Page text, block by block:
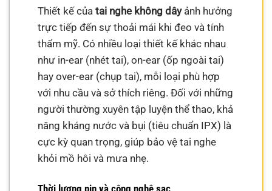
Thiết kế củatai nghe không dâyảnh hưởng
trực tiếp đến sự thoải mái khi đeo và tính
thẩm mỹ. Có nhiều loại thiết kế khác nhau
như in-ear (nhét tai), on-ear (ốp ngoài tai)
hay over-ear (chụp tai), mỗi loại phù hợp
với nhu cầu và sở thích riêng. Đối với những
người thường xuyên tập luyện thể thao, khả
năng kháng nước và bụi (tiêu chuẩn IPX) là
cực kỳ quan trọng, giúp bảo vệ tai nghe
khỏi mồ hôi và mưa nhẹ.
Thời lượng pin và công nghệ sạc